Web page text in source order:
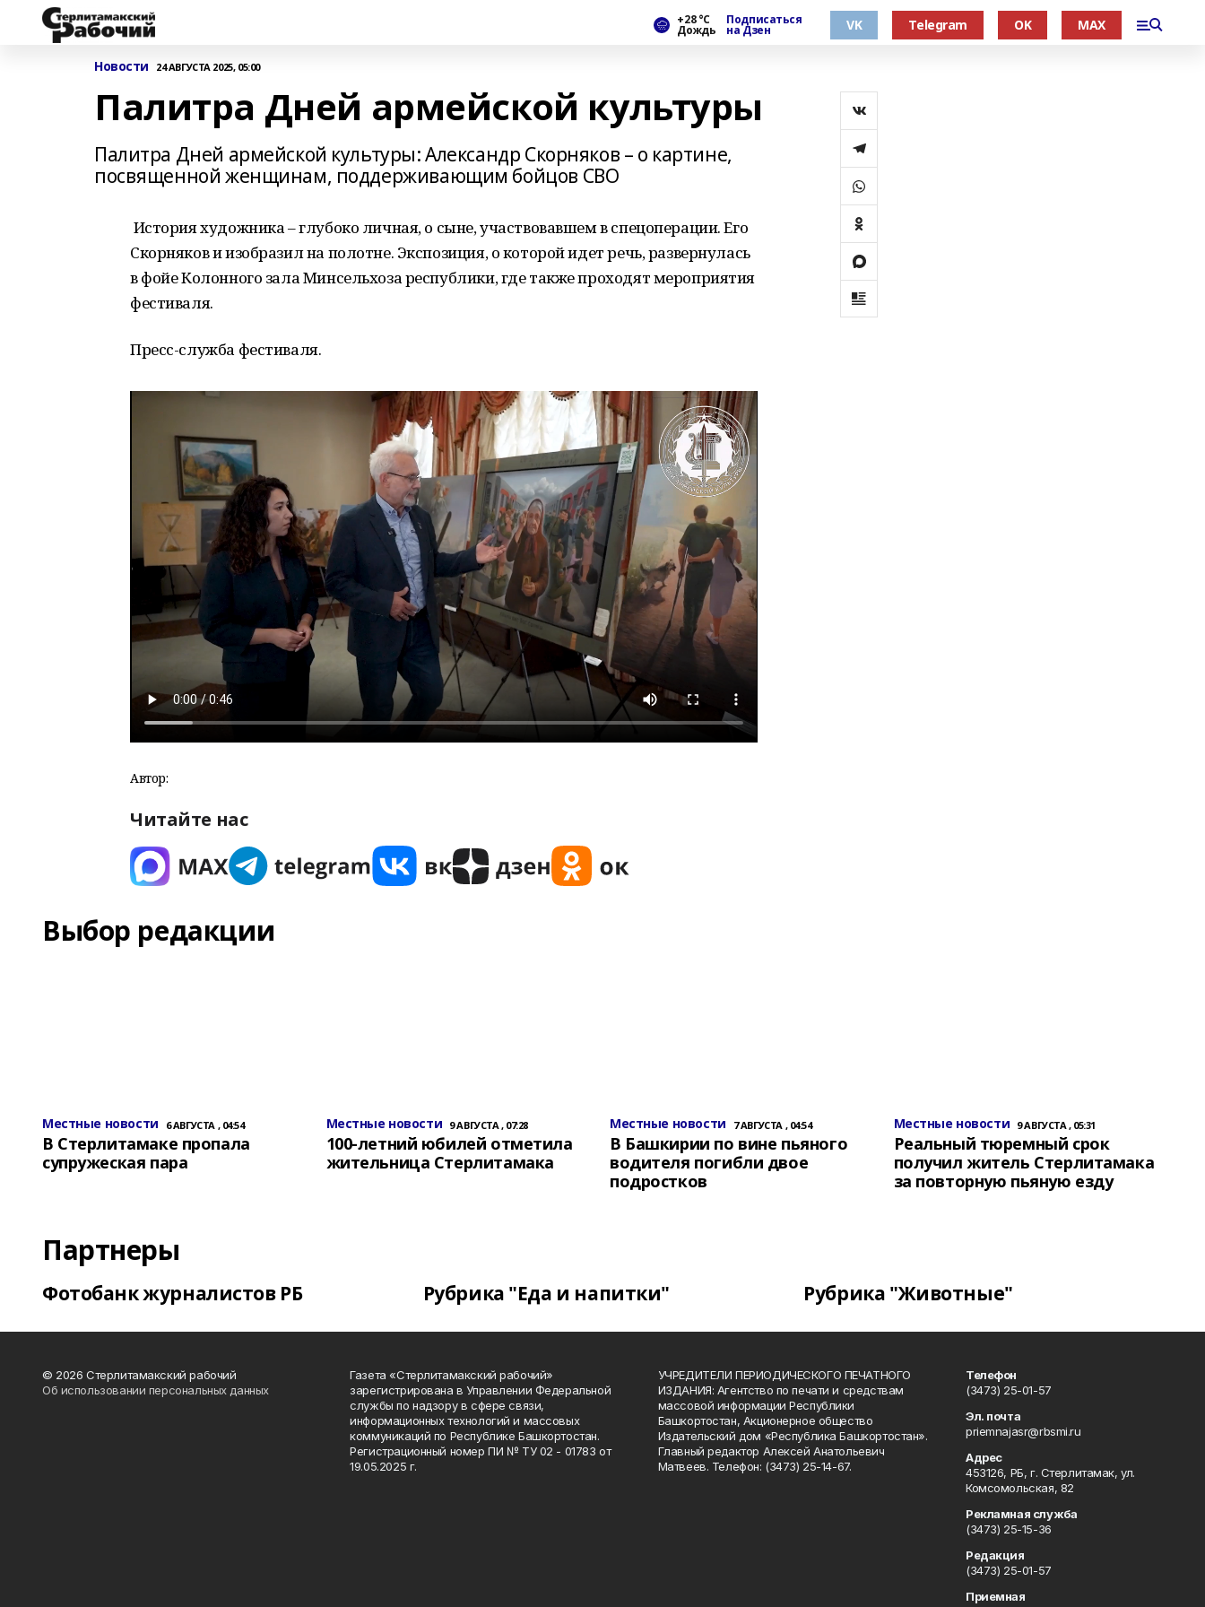
+28 °С
Дождь
Подписаться
на Дзен VK Telegram OK MAX
Новости 24 АВГУСТА 2025, 05:00
Палитра Дней армейской культуры
Палитра Дней армейской культуры: Александр Скорняков – о картине,
посвященной женщинам, поддерживающим бойцов СВО
История художника – глубоко личная, о сыне, участвовавшем в спецоперации. Его
Скорняков и изобразил на полотне. Экспозиция, о которой идет речь, развернулась
в фойе Колонного зала Минсельхоза республики, где также проходят мероприятия
фестиваля.
Пресс-служба фестиваля.
Автор:
Читайте нас
Выбор редакции
Местные новости 6 АВГУСТА , 04:54
В Стерлитамаке пропала
супружеская пара
Местные новости 9 АВГУСТА , 07:28
100-летний юбилей отметила
жительница Стерлитамака
Местные новости 7 АВГУСТА , 04:54
В Башкирии по вине пьяного
водителя погибли двое
подростков
Местные новости 9 АВГУСТА , 05:31
Реальный тюремный срок
получил житель Стерлитамака
за повторную пьяную езду
Партнеры
Фотобанк журналистов РБ Рубрика "Еда и напитки" Рубрика "Животные"
© 2026 Стерлитамакский рабочий
Об использовании персональных данных
Газета «Стерлитамакский рабочий»
зарегистрирована в Управлении Федеральной
службы по надзору в сфере связи,
информационных технологий и массовых
коммуникаций по Республике Башкортостан.
Регистрационный номер ПИ № ТУ 02 - 01783 от
19.05.2025 г.
УЧРЕДИТЕЛИ ПЕРИОДИЧЕСКОГО ПЕЧАТНОГО
ИЗДАНИЯ: Агентство по печати и средствам
массовой информации Республики
Башкортостан, Акционерное общество
Издательский дом «Республика Башкортостан».
Главный редактор Алексей Анатольевич
Матвеев. Телефон: (3473) 25-14-67.
Телефон
(3473) 25-01-57
Эл. почта
priemnajasr@rbsmi.ru
Адрес
453126, РБ, г. Стерлитамак, ул.
Комсомольская, 82
Рекламная служба
(3473) 25-15-36
Редакция
(3473) 25-01-57
Приемная